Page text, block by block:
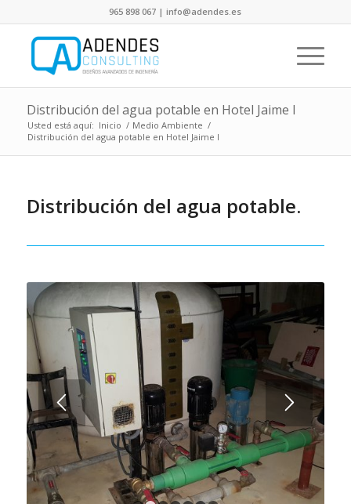
965 898 067 | info@adendes.es
Distribución del agua potable en Hotel Jaime I
Usted está aquí: Inicio / Medio Ambiente /
Distribución del agua potable en Hotel Jaime I
Distribución del agua potable.